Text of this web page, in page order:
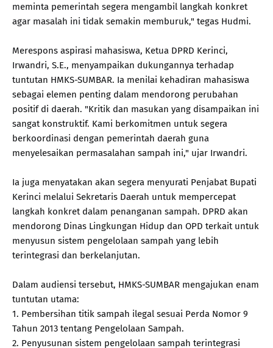
meminta pemerintah segera mengambil langkah konkret
agar masalah ini tidak semakin memburuk," tegas Hudmi.
Merespons aspirasi mahasiswa, Ketua DPRD Kerinci,
Irwandri, S.E., menyampaikan dukungannya terhadap
tuntutan HMKS-SUMBAR. Ia menilai kehadiran mahasiswa
sebagai elemen penting dalam mendorong perubahan
positif di daerah. "Kritik dan masukan yang disampaikan ini
sangat konstruktif. Kami berkomitmen untuk segera
berkoordinasi dengan pemerintah daerah guna
menyelesaikan permasalahan sampah ini," ujar Irwandri.
Ia juga menyatakan akan segera menyurati Penjabat Bupati
Kerinci melalui Sekretaris Daerah untuk mempercepat
langkah konkret dalam penanganan sampah. DPRD akan
mendorong Dinas Lingkungan Hidup dan OPD terkait untuk
menyusun sistem pengelolaan sampah yang lebih
terintegrasi dan berkelanjutan.
Dalam audiensi tersebut, HMKS-SUMBAR mengajukan enam
tuntutan utama:
1. Pembersihan titik sampah ilegal sesuai Perda Nomor 9
Tahun 2013 tentang Pengelolaan Sampah.
2. Penyusunan sistem pengelolaan sampah terintegrasi